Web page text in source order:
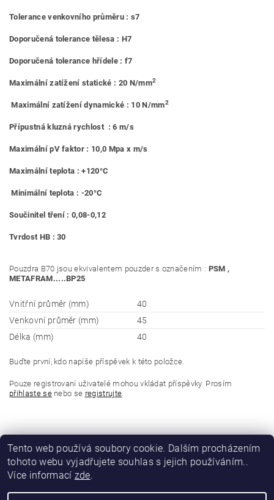
Tolerance venkovního průměru : s7
Doporučená tolerance tělesa : H7
Doporučená tolerance hřídele : f7
Maximální zatížení statické : 20 N/mm2
Maximální zatížení dynamické : 10 N/mm2
Přípustná kluzná rychlost : 6 m/s
Maximální pV faktor : 10,0 Mpa x m/s
Maximální teplota : +120°C
Minimální teplota : -20°C
Součinitel tření : 0,08-0,12
Tvrdost HB : 30
Pouzdra B70 jsou ekvivalentem pouzder s označením : PSM ,
METAFRAM.....BP25
Vnitřní průměr (mm)
40
Venkovní průměr (mm)
45
Délka (mm)
40
Buďte první, kdo napíše příspěvek k této položce.
Pouze registrovaní uživatelé mohou vkládat příspěvky. Prosím
přihlaste senebo se registrujte.
Tento web používá soubory cookie. Dalším procházením
tohoto webu vyjadřujete souhlas s jejich používáním..
Více informací zde.